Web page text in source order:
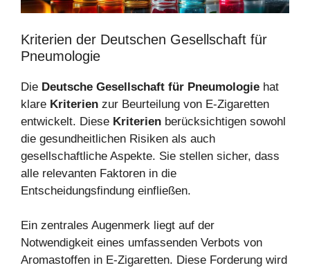
Kriterien der Deutschen Gesellschaft für
Pneumologie
Die Deutsche Gesellschaft für Pneumologie hat
klare Kriterien zur Beurteilung von E-Zigaretten
entwickelt. Diese Kriterien berücksichtigen sowohl
die gesundheitlichen Risiken als auch
gesellschaftliche Aspekte. Sie stellen sicher, dass
alle relevanten Faktoren in die
Entscheidungsfindung einfließen.
Ein zentrales Augenmerk liegt auf der
Notwendigkeit eines umfassenden Verbots von
Aromastoffen in E-Zigaretten. Diese Forderung wird